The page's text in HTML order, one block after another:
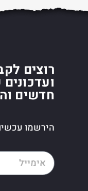
רוצים
חדשים
הירשמו